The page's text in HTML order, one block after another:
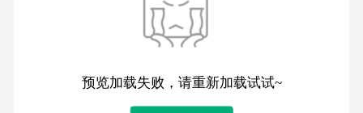
预览加载失败，请重新加载试试~